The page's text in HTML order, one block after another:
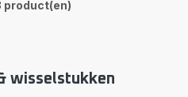
product(en)
wisselstukken